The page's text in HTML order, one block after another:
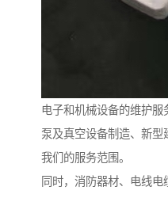
电子和机械设备的维护
泵及真空设备制造、新
我们的服务范围。
同时，消防器材、电线